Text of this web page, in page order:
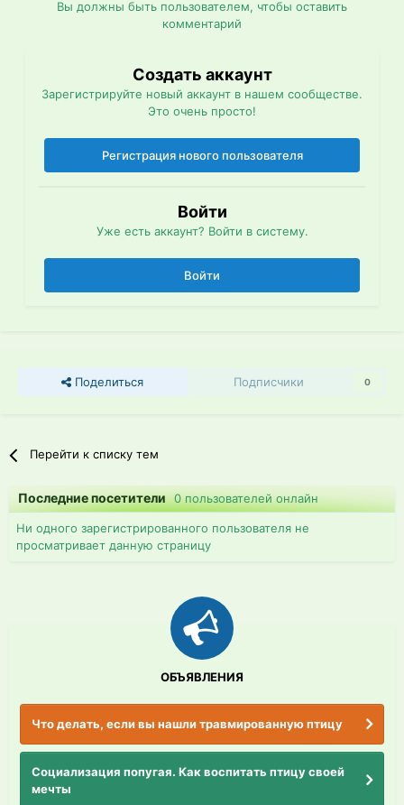
Вы должны быть пользователем, чтобы оставить
комментарий
Создать аккаунт
Зарегистрируйте новый аккаунт в нашем сообществе.
Это очень просто!
Регистрация нового пользователя
Войти
Уже есть аккаунт? Войти в систему.
Войти
Поделиться Подписчики 0
Перейти к списку тем
Последние посетители0 пользователей онлайн
Ни одного зарегистрированного пользователя не
просматривает данную страницу
ОБЪЯВЛЕНИЯ
Что делать, если вы нашли травмированную птицу
Социализация попугая. Как воспитать птицу своей
мечты